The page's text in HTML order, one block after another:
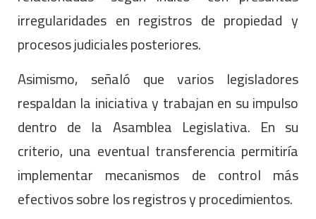
irregularidades en registros de propiedad y
procesos judiciales posteriores.
Asimismo, señaló que varios legisladores
respaldan la iniciativa y trabajan en su impulso
dentro de la Asamblea Legislativa. En su
criterio, una eventual transferencia permitiría
implementar mecanismos de control más
efectivos sobre los registros y procedimientos.